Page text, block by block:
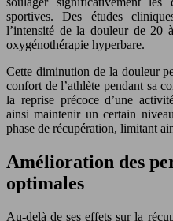
sportives. Des études
l’intensité de la douleur de 20
oxygénothérapie hyperbare.
Cette diminution de la douleur
confort de l’athlète pendant sa
la reprise précoce d’une
ainsi maintenir un certain
phase de récupération, limitant
Amélioration des
optimales
Au-delà de ses effets sur la